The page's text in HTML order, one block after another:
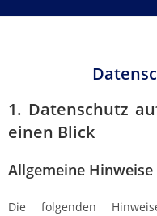
1. Datenschutz
einen Blick
Allgemeine Hinweise
Die folgenden